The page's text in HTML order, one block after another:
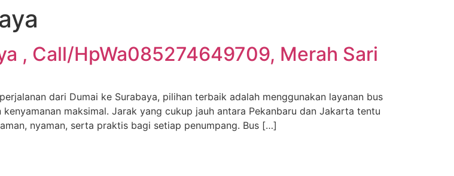
, Call/HpWa085274649709, Merah Sari
dari Dumai ke Surabaya, pilihan terbaik adalah menggunakan layanan bus
maksimal. Jarak yang cukup jauh antara Pekanbaru dan Jakarta tentu
nyaman, serta praktis bagi setiap penumpang. Bus […]